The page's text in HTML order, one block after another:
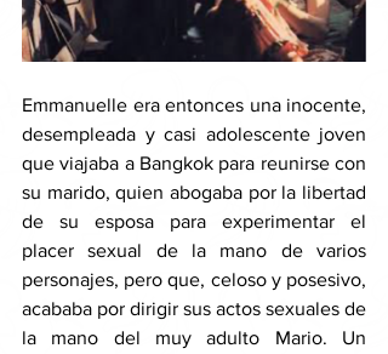
Emmanuelle era entonces una inocente,
desempleada y casi adolescente joven
que viajaba a Bangkok para reunirse con
su marido, quien abogaba por la libertad
de su esposa para experimentar el
placer sexual de la mano de varios
personajes, pero que, celoso y posesivo,
acababa por dirigir sus actos sexuales de
la mano del muy adulto Mario. Un